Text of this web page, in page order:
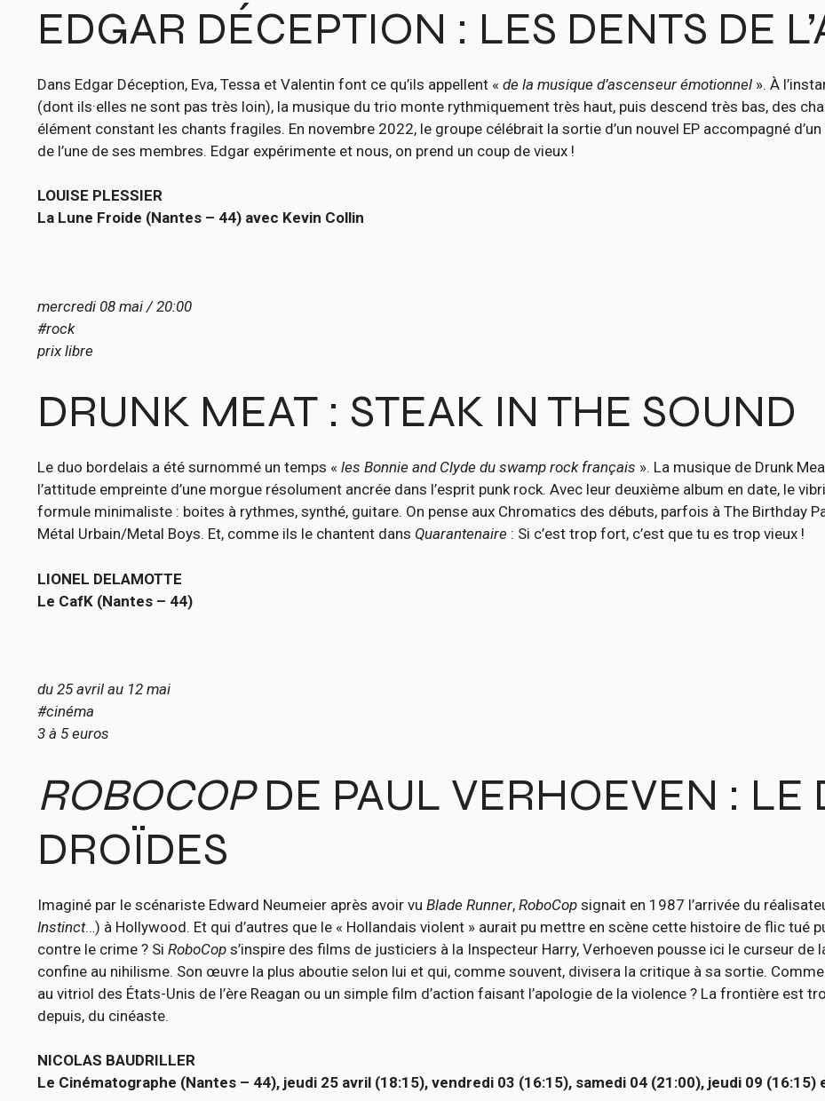
EDGAR DÉCEPTION : LES DENTS DE
Dans Edgar Déception, Eva, Tessa et Valentin font ce qu’ils appellent « de la musique d’ascenseur émotionnel ». À
(dont ils·elles ne sont pas très loin), la musique du trio monte rythmiquement très haut, puis descend très bas, des
élément constant les chants fragiles. En novembre 2022, le groupe célébrait la sortie d’un nouvel EP accompagné
de l’une de ses membres. Edgar expérimente et nous, on prend un coup de vieux !
LOUISE PLESSIER
La Lune Froide (Nantes – 44) avec Kevin Collin
mercredi 08 mai / 20:00
#rock
prix libre
DRUNK MEAT : STEAK IN THE SOUND
Le duo bordelais a été surnommé un temps « les Bonnie and Clyde du swamp rock français ». La musique de Drunk
l’attitude empreinte d’une morgue résolument ancrée dans l’esprit punk rock. Avec leur deuxième album en date, le
formule minimaliste : boites à rythmes, synthé, guitare. On pense aux Chromatics des débuts, parfois à The Birthday
Métal Urbain/Metal Boys. Et, comme ils le chantent dans Quarantenaire : Si c’est trop fort, c’est que tu es trop vieux !
LIONEL DELAMOTTE
Le CafK (Nantes – 44)
du 25 avril au 12 mai
#cinéma
3 à 5 euros
ROBOCOPDE PAUL VERHOEVEN : LE
DROÏDES
Imaginé par le scénariste Edward Neumeier après avoir vu Blade Runner, RoboCop signait en 1987 l’arrivée du
Instinct…) à Hollywood. Et qui d’autres que le « Hollandais violent » aurait pu mettre en scène cette histoire de flic tué
contre le crime ? Si RoboCop s’inspire des films de justiciers à la Inspecteur Harry, Verhoeven pousse ici le curseur
confine au nihilisme. Son œuvre la plus aboutie selon lui et qui, comme souvent, divisera la critique à sa sortie.
au vitriol des États-Unis de l’ère Reagan ou un simple film d’action faisant l’apologie de la violence ? La frontière est
depuis, du cinéaste.
NICOLAS BAUDRILLER
Le Cinématographe (Nantes – 44), jeudi 25 avril (18:15), vendredi 03 (16:15), samedi 04 (21:00), jeudi 09 (16:15)